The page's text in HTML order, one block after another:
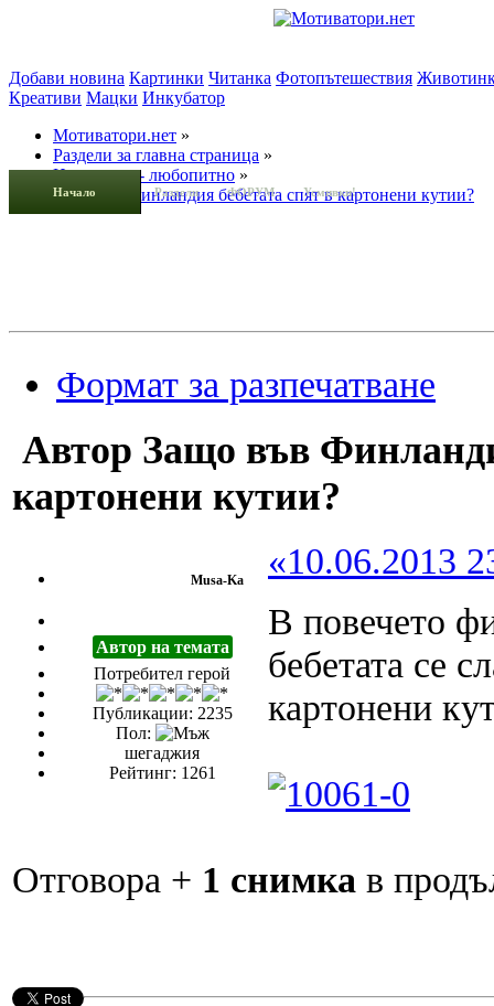
Начало Раздели ФОРУМ Усмивки!
Добави новина Картинки Читанка Фотопътешествия
Креативи Мацки Инкубатор
Мотиватори.нет »
Раздели за главна страница »
Интересно - любопитно »
Защо във Финландия бебетата спят в картонени кутии?
Формат за разпечатване
Автор Защо във
картонени кутии?
Musa-Ka
Автор на темата
Потребител герой
Публикации: 2235
Пол:
шегаджия
Рейтинг: 1261
«10.06.2013
В повечето
бебетата се
картонени
Отговора + 1 снимка в